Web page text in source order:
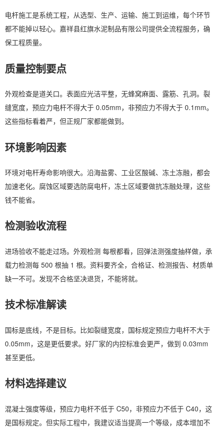
电杆施工是系统工程，从选型、生产、运输、施工到运维，每个环节
都不能掉以轻心。嘉祥县红旗水泥制品有限公司提供全流程服务，确
保工程质量。
质量控制要点
外观检查是道关口。表面应光洁平整，无蜂窝麻面、露筋、孔洞。裂
缝宽度，预应力电杆不得大于 0.05mm，非预应力不得大于 0.1mm。
这些指标看着严，但正规厂家都能做到。
环境影响因素
环境对电杆寿命影响很大。沿海盐雾、工业区酸碱、冻土冻融，都会
加速老化。腐蚀区域要选防腐电杆，冻土区域要做抗冻融处理，这些
钱不能省。
检测验收流程
进场验收不能走过场。外观检测 每根都看，回弹法测强度抽样做，承
载力检测每 500 根抽 1 根。资料要齐全，合格证、检测报告、材质单
缺一不可。发现不合格坚决退货，不能将就。
技术标准解读
国标是底线，不是目标。比如裂缝宽度，国标规定预应力电杆不大于
0.05mm，这是更低要求。好厂家的内控标准会更严，做到 0.03mm
甚至更低。
材料选择建议
混凝土强度等级，预应力电杆不低于 C50，非预应力不低于 C40，这
是国标规定。但实际工程中，我建议适当提高一个等级，成本增加不